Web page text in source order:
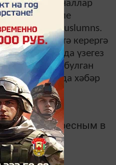
Telegram-каналлар
өчен кәрәзле
– t.me/muslumns.
дип тә керергә
сез юлларда үзегез
билгеләре булган
тиз арада хәбәр
и интересным в